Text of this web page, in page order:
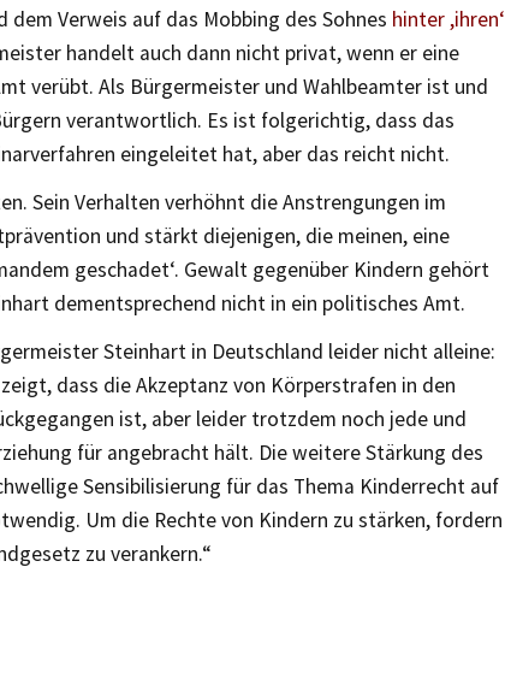
Verweis auf das Mobbing des Sohnes hinter ,ihren‘
handelt auch dann nicht privat, wenn er eine
verübt. Als Bürgermeister und Wahlbeamter ist und
verantwortlich. Es ist folgerichtig, dass das
eingeleitet hat, aber das reicht nicht.
Sein Verhalten verhöhnt die Anstrengungen im
und stärkt diejenigen, die meinen, eine
geschadet‘. Gewalt gegenüber Kindern gehört
dementsprechend nicht in ein politisches Amt.
Steinhart in Deutschland leider nicht alleine:
zeigt, dass die Akzeptanz von Körperstrafen in den
ist, aber leider trotzdem noch jede und
für angebracht hält. Die weitere Stärkung des
Sensibilisierung für das Thema Kinderrecht auf
Um die Rechte von Kindern zu stärken, fordern
zu verankern.“